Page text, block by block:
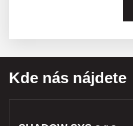
Kde nás nájdete